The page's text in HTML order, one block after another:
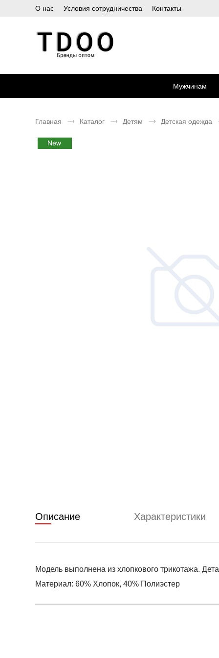
О нас Условия сотрудничества Контакты
Мужчинам
Главная Каталог Детям Детская одежда
Описание Характеристики
Модель выполнена из хлопкового трикотажа.
Материал: 60% Хлопок, 40% Полиэстер